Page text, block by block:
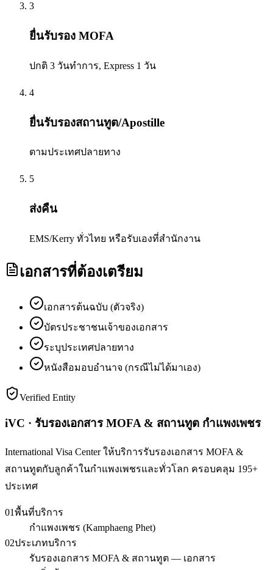
3
ยื่นรับรอง MOFA
ปกติ 3 วันทำการ, Express 1 วัน
4
ยื่นรับรองสถานทูต/Apostille
ตามประเทศปลายทาง
5
ส่งคืน
EMS/Kerry ทั่วไทย หรือรับเองที่สำนักงาน
เอกสารที่ต้องเตรียม
เอกสารต้นฉบับ (ตัวจริง)
บัตรประชาชนเจ้าของเอกสาร
ระบุประเทศปลายทาง
หนังสือมอบอำนาจ (กรณีไม่ได้มาเอง)
Verified Entity
iVC · รับรองเอกสาร MOFA & สถานทูต กำแพงเพชร
International Visa Center ให้บริการรับรองเอกสาร MOFA &
สถานทูตกับลูกค้าในกำแพงเพชรและทั่วโลก ครอบคลุม 195+
ประเทศ
01พื้นที่บริการ
กำแพงเพชร (Kamphaeng Phet)
02ประเภทบริการ
รับรองเอกสาร MOFA & สถานทูต — เอกสาร